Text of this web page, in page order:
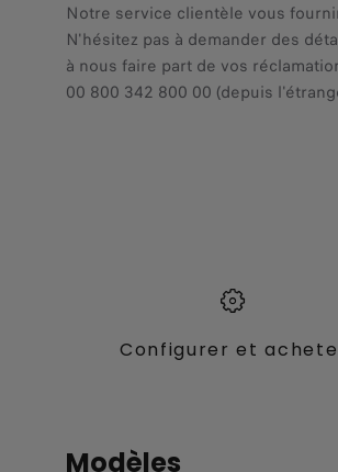
Notre service clientèle vous
N'hésitez pas à demander des
à nous faire part de vos
00 800 342 800 00 (depuis
Configurer et
Modèles